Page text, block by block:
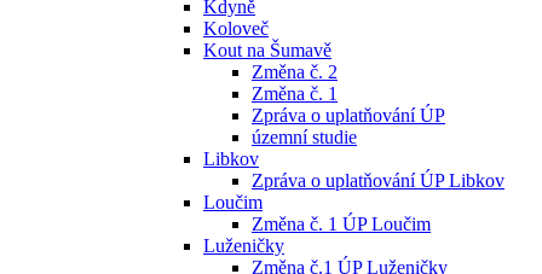
Kdyně
Koloveč
Kout na Šumavě
Změna č. 2
Změna č. 1
Zpráva o uplatňování ÚP
územní studie
Libkov
Zpráva o uplatňování ÚP Libkov
Loučim
Změna č. 1 ÚP Loučim
Luženičky
Změna č.1 ÚP Luženičky